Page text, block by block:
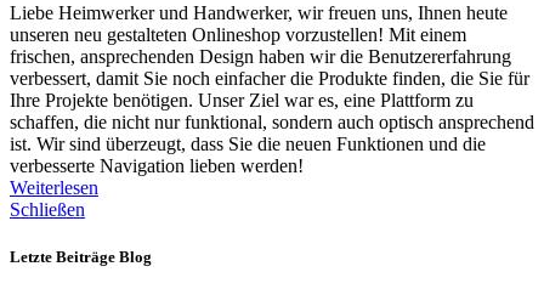
Liebe Heimwerker und Handwerker, wir freuen uns, Ihnen heute
unseren neu gestalteten Onlineshop vorzustellen! Mit einem
frischen, ansprechenden Design haben wir die Benutzererfahrung
verbessert, damit Sie noch einfacher die Produkte finden, die Sie für
Ihre Projekte benötigen. Unser Ziel war es, eine Plattform zu
schaffen, die nicht nur funktional, sondern auch optisch ansprechend
ist. Wir sind überzeugt, dass Sie die neuen Funktionen und die
verbesserte Navigation lieben werden!
Weiterlesen
Schließen
Letzte Beiträge Blog